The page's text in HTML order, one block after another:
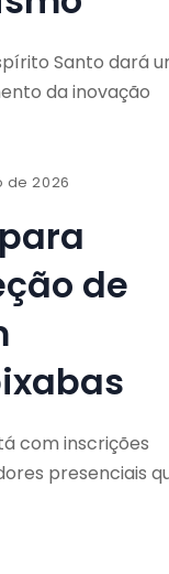
Santo dará
da inovação
de 2026
de
com inscrições
presenciais